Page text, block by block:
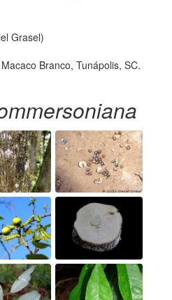
Grasel)
Branco, Tunápolis, SC.